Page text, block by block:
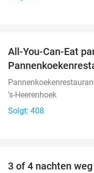
All-You-Can-Eat
's-Heerenhoek
Solgt: 408
3 of 4 nachten